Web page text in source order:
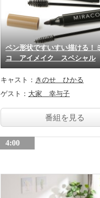
ペン形状ですいすい描ける！
コ アイメイク スペシャル
キャスト： きのせ ひかる
ゲスト： 大家 幸与子
番組を見る
4:00